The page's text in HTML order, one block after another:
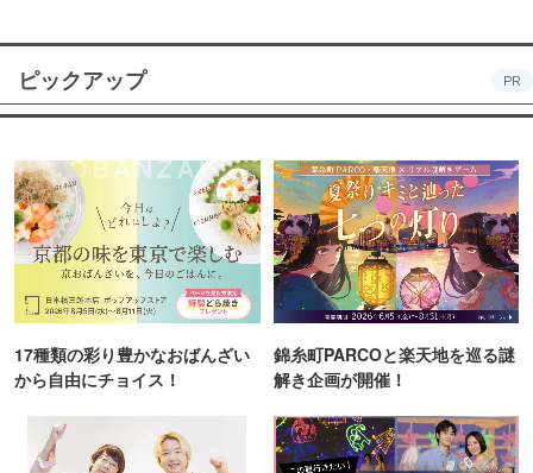
ピックアップ PR
17種類の彩り豊かなおばんざい
から自由にチョイス！
錦糸町PARCOと楽天地を巡る謎
解き企画が開催！